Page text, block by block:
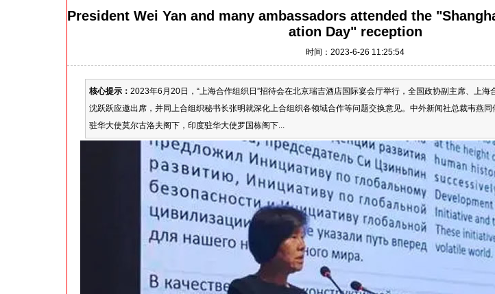
President Wei Yan and many ambassadors attended the
ation Day" reception
时间：2023-6-26 11:25:54
核心提示： 2023年6月20日，“上海合作组织日”招待会在北京瑞吉酒店国际宴会厅举行，全国政协副主席、上
沈跃跃应邀出席，并同上合组织秘书长张明就深化上合组织各领域合作等问题交换意见。中外新闻社总裁韦燕
驻华大使莫尔古洛夫阁下，印度驻华大使罗国栋阁下...